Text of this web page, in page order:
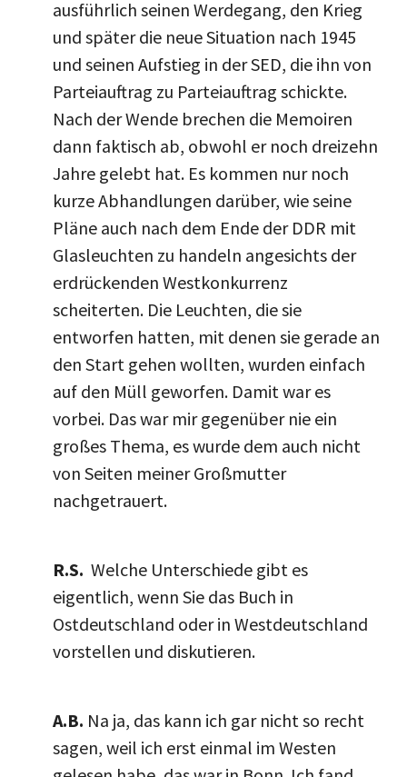
ausführlich seinen Werdegang, den Krieg
und später die neue Situation nach 1945
und seinen Aufstieg in der SED, die ihn von
Parteiauftrag zu Parteiauftrag schickte.
Nach der Wende brechen die Memoiren
dann faktisch ab, obwohl er noch dreizehn
Jahre gelebt hat. Es kommen nur noch
kurze Abhandlungen darüber, wie seine
Pläne auch nach dem Ende der DDR mit
Glasleuchten zu handeln angesichts der
erdrückenden Westkonkurrenz
scheiterten. Die Leuchten, die sie
entworfen hatten, mit denen sie gerade an
den Start gehen wollten, wurden einfach
auf den Müll geworfen. Damit war es
vorbei. Das war mir gegenüber nie ein
großes Thema, es wurde dem auch nicht
von Seiten meiner Großmutter
nachgetrauert.
R.S. Welche Unterschiede gibt es
eigentlich, wenn Sie das Buch in
Ostdeutschland oder in Westdeutschland
vorstellen und diskutieren.
A.B. Na ja, das kann ich gar nicht so recht
sagen, weil ich erst einmal im Westen